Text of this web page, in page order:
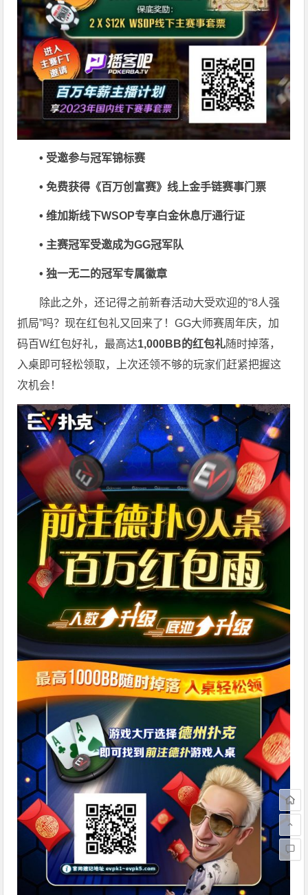
• 受邀参与冠军锦标赛
• 免费获得《百万创富赛》线上金手链赛事门票
• 维加斯线下WSOP专享白金休息厅通行证
• 主赛冠军受邀成为GG冠军队
• 独一无二的冠军专属徽章
除此之外，还记得之前新春活动大受欢迎的“8人强
抓局”吗？现在红包礼又回来了！GG大师赛周年庆，加
码百W红包好礼，最高达1,000BB的红包礼随时掉落，
入桌即可轻松领取，上次还领不够的玩家们赶紧把握这
次机会！